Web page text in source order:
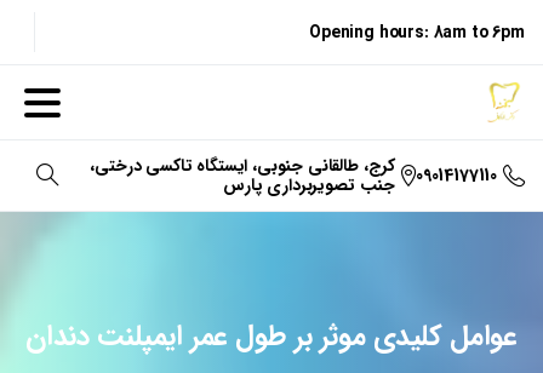
Opening hours: 8am to 6pm
09014177110 کرج، طالقانی جنوبی، ایستگاه تاکسی درختی،
جنب تصویربرداری پارس جستجو
عوامل کلیدی موثر بر طول عمر ایمپلنت دندان